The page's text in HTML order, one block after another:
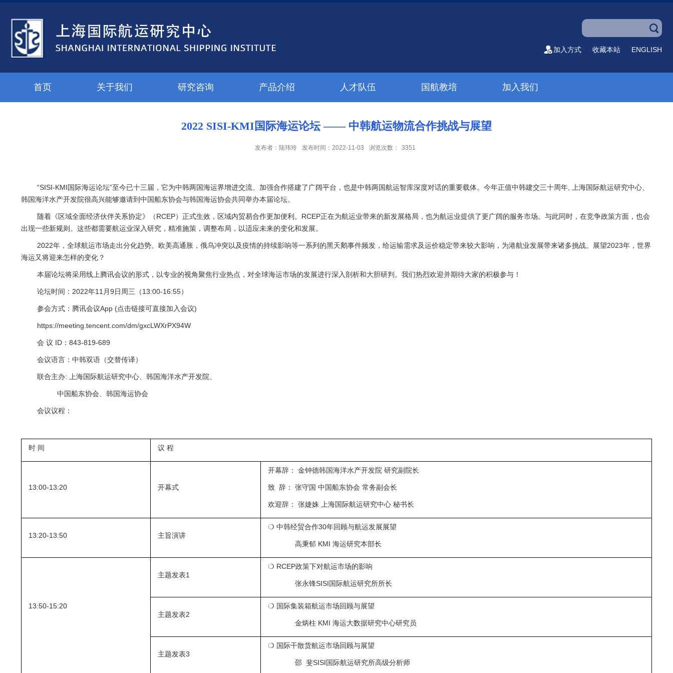
加入方式 收藏本站 ENGLISH
首页 关于我们 研究咨询 产品介绍 人才队伍 国航教培 加入我们
2022 SISI-KMI国际海运论坛 —— 中韩航运物流合作挑战与展望
发布者：陆玮玲 发布时间：2022-11-03 浏览次数： 3351
“SISI-KMI国际海运论坛”至今已十三届，它为中韩两国海运界增进交流、加强合作搭建了广阔平台，也是中韩两国航运智库深度对话的重要载体。今年正值中韩建交三十周年, 上海国际航运研究中心、
韩国海洋水产开发院很高兴能够邀请到中国船东协会与韩国海运协会共同举办本届论坛。
随着《区域全面经济伙伴关系协定》（RCEP）正式生效，区域内贸易合作更加便利。RCEP正在为航运业带来的新发展格局，也为航运业提供了更广阔的服务市场。与此同时，在竞争政策方面，也会
出现一些新规则。这些都需要航运业深入研究，精准施策，调整布局，以适应未来的变化和发展。
2022年，全球航运市场走出分化趋势。欧美高通胀，俄乌冲突以及疫情的持续影响等一系列的黑天鹅事件频发，给运输需求及运价稳定带来较大影响，为港航业发展带来诸多挑战。展望2023年，世界
海运又将迎来怎样的变化？
本届论坛将采用线上腾讯会议的形式，以专业的视角聚焦行业热点，对全球海运市场的发展进行深入剖析和大胆研判。我们热烈欢迎并期待大家的积极参与！
论坛时间：2022年11月9日周三（13:00-16:55）
参会方式：腾讯会议App (点击链接可直接加入会议)
https://meeting.tencent.com/dm/gxcLWXrPX94W
会 议 ID：843-819-689
会议语言：中韩双语（交替传译）
联合主办: 上海国际航运研究中心、韩国海洋水产开发院、
中国船东协会、韩国海运协会
会议议程：
时 间 议 程
13:00-13:20 开幕式
开幕辞： 金钟德韩国海洋水产开发院 研究副院长
致 辞： 张守国 中国船东协会 常务副会长
欢迎辞： 张婕姝 上海国际航运研究中心 秘书长
13:20-13:50 主旨演讲
❍ 中韩经贸合作30年回顾与航运发展展望
高秉郁 KMI 海运研究本部长
13:50-15:20
主题发表1
❍ RCEP政策下对航运市场的影响
张永锋SISI国际航运研究所所长
主题发表2
❍ 国际集装箱航运市场回顾与展望
金炳柱 KMI 海运大数据研究中心研究员
主题发表3
❍ 国际干散货航运市场回顾与展望
邵 斐SISI国际航运研究所高级分析师